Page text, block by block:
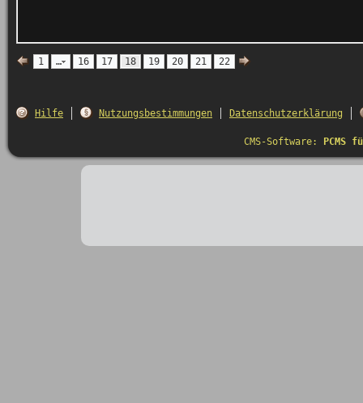
1 … 16 17 18 19 20 21 22
Hilfe Nutzungsbestimmungen Datenschutzerklärung
CMS-Software: PCMS